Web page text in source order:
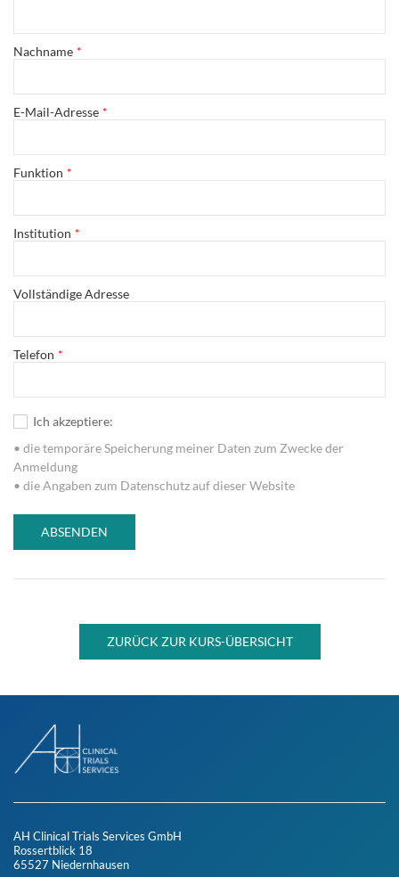
Nachname
E-Mail-Adresse
Funktion
Institution
Vollständige Adresse
Telefon
Ich akzeptiere:
• die temporäre Speicherung meiner Daten zum Zwecke der
Anmeldung
• die Angaben zum Datenschutz auf dieser Website
ABSENDEN
ZURÜCK ZUR KURS-ÜBERSICHT
AH Clinical Trials Services GmbH
Rossertblick 18
65527 Niedernhausen